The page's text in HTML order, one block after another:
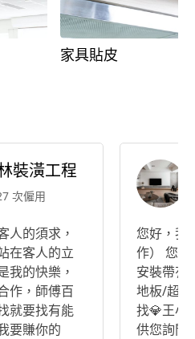
家具貼皮
裝潢工程
次僱用
人的須求，
在客人的立
我的快樂，
作，師傅百
就要找有能
要賺你的
您好，我
作） 您
安裝帶有
地板/超
找💎王小
供您詢問